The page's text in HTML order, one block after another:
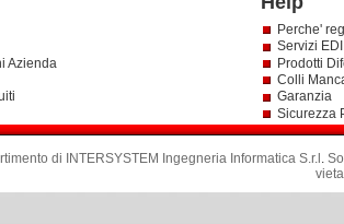
Azienda
Perche'
Servizi
Prodotti
Colli
Garanzia
Sicurezza
di INTERSYSTEM Ingegneria Informatica S.r.l .